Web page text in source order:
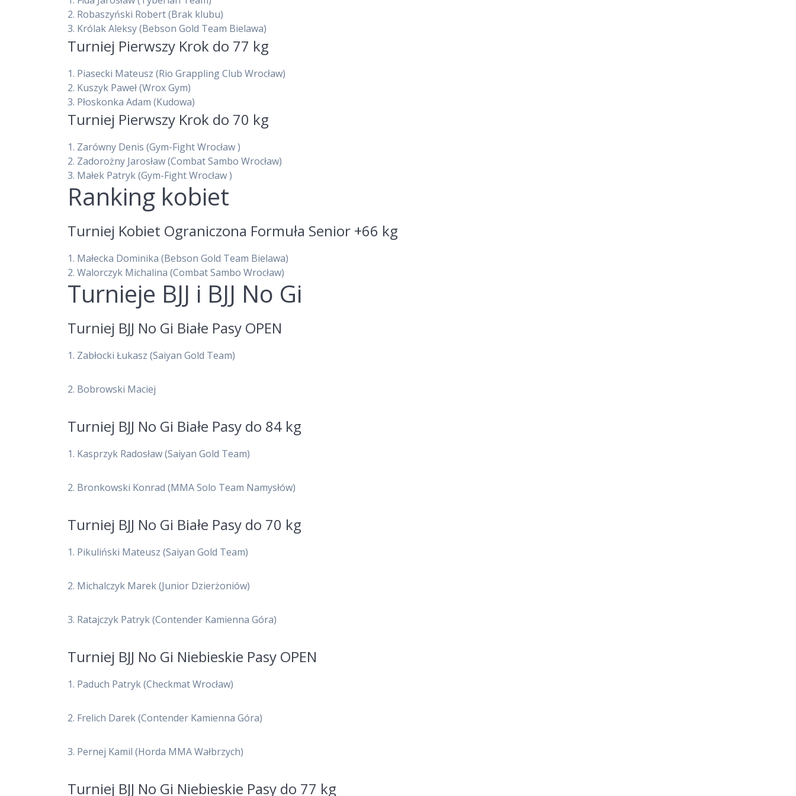
2. Robaszyński Robert(Brak klubu)
3. Królak Aleksy(Bebson Gold Team Bielawa)
Turniej Pierwszy Krok do 77 kg
1. Piasecki Mateusz(Rio Grappling Club Wrocław)
2. Kuszyk Paweł(Wrox Gym)
3. Płoskonka Adam(Kudowa)
Turniej Pierwszy Krok do 70 kg
1. Zarówny Denis(Gym-Fight Wrocław )
2. Zadorożny Jarosław(Combat Sambo Wrocław)
3. Małek Patryk(Gym-Fight Wrocław )
Ranking kobiet
Turniej Kobiet Ograniczona Formuła Senior +66 kg
1. Małecka Dominika(Bebson Gold Team Bielawa)
2.Walorczyk Michalina(Combat Sambo Wrocław)
Turnieje BJJ i BJJ No Gi
Turniej BJJ No Gi Białe Pasy OPEN
1. Zabłocki Łukasz (Saiyan Gold Team)
2. Bobrowski Maciej
Turniej BJJ No Gi Białe Pasy do 84 kg
1. Kasprzyk Radosław (Saiyan Gold Team)
2. Bronkowski Konrad (MMA Solo Team Namysłów)
Turniej BJJ No Gi Białe Pasy do 70 kg
1. Pikuliński Mateusz (Saiyan Gold Team)
2. Michalczyk Marek (Junior Dzierżoniów)
3. Ratajczyk Patryk (Contender Kamienna Góra)
Turniej BJJ No Gi Niebieskie Pasy OPEN
1. Paduch Patryk (Checkmat Wrocław)
2. Frelich Darek (Contender Kamienna Góra)
3. Pernej Kamil (Horda MMA Wałbrzych)
Turniej BJJ No Gi Niebieskie Pasy do 77 kg